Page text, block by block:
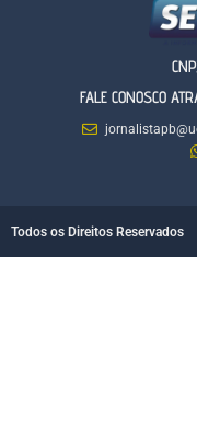
FALE CONOSCO
Todos os Direitos Reservados